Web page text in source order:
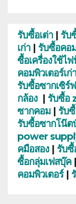
รับซื้อเต่า| รับ
เก่า| รับซื้อคอ
ซื้อเครื่องใช้ไฟ
คอมพิวเตอร์เก่า
รับซื้อซากเซิร์ฟ
กล้อง | รับซื้อ
ซากคอม | รับ
รับซื้อซากโน๊ต
power
คมือสอง| รับซื้
ซื้อกลุ่มเฟสบุ๊ค|
คอมพิวเตอร์|